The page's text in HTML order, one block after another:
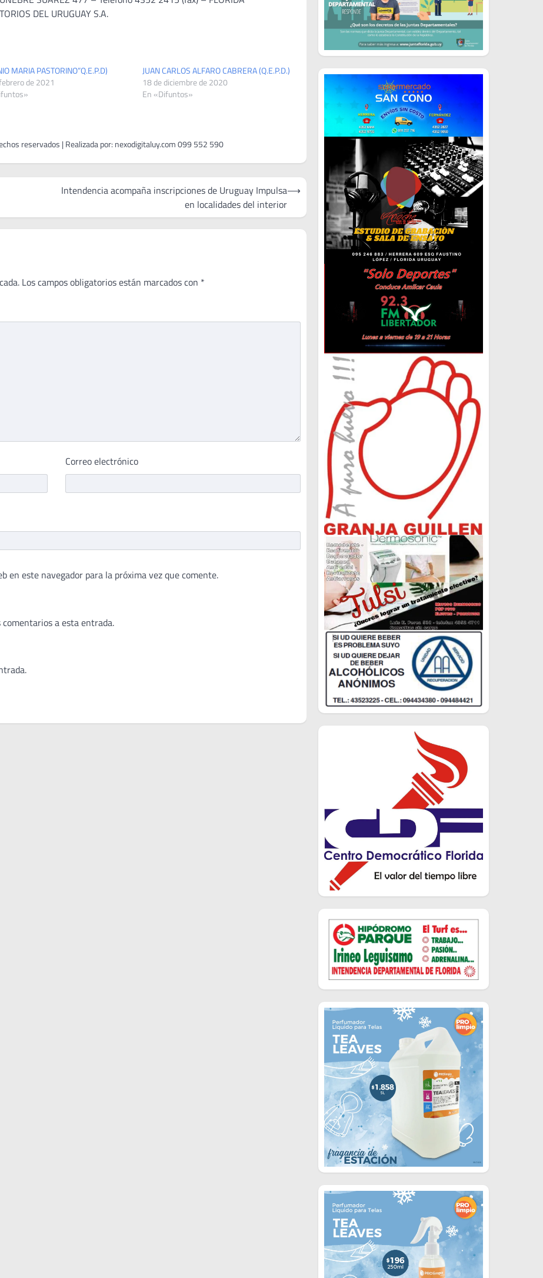
DEL URUGUAY S.A.
MARIA PASTORINO”Q.E.P.D)
de 2021
JUAN CARLOS ALFARO CABRERA (Q.E.P.D.)
18 de diciembre de 2020
En «Difuntos»
Intendencia acompaña inscripciones de Uruguay Impulsa
en localidades del interior
⟶
Los campos obligatorios están marcados con *
Correo electrónico
en este navegador para la próxima vez que comente.
a esta entrada.